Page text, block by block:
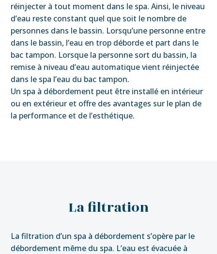
réinjecter à tout moment dans le spa. Ainsi, le niveau
d’eau reste constant quel que soit le nombre de
personnes dans le bassin. Lorsqu’une personne entre
dans le bassin, l’eau en trop déborde et part dans le
bac tampon. Lorsque la personne sort du bassin, la
remise à niveau d’eau automatique vient réinjectée
dans le spa l’eau du bac tampon.
Un spa à débordement peut être installé en intérieur
ou en extérieur et offre des avantages sur le plan de
la performance et de l’esthétique.
La filtration
La filtration d’un spa à débordement s’opère par le
débordement même du spa. L’eau est évacuée à